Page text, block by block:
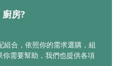
房?
組合，依照你的需求選購，組
需要幫助，我們也提供各項